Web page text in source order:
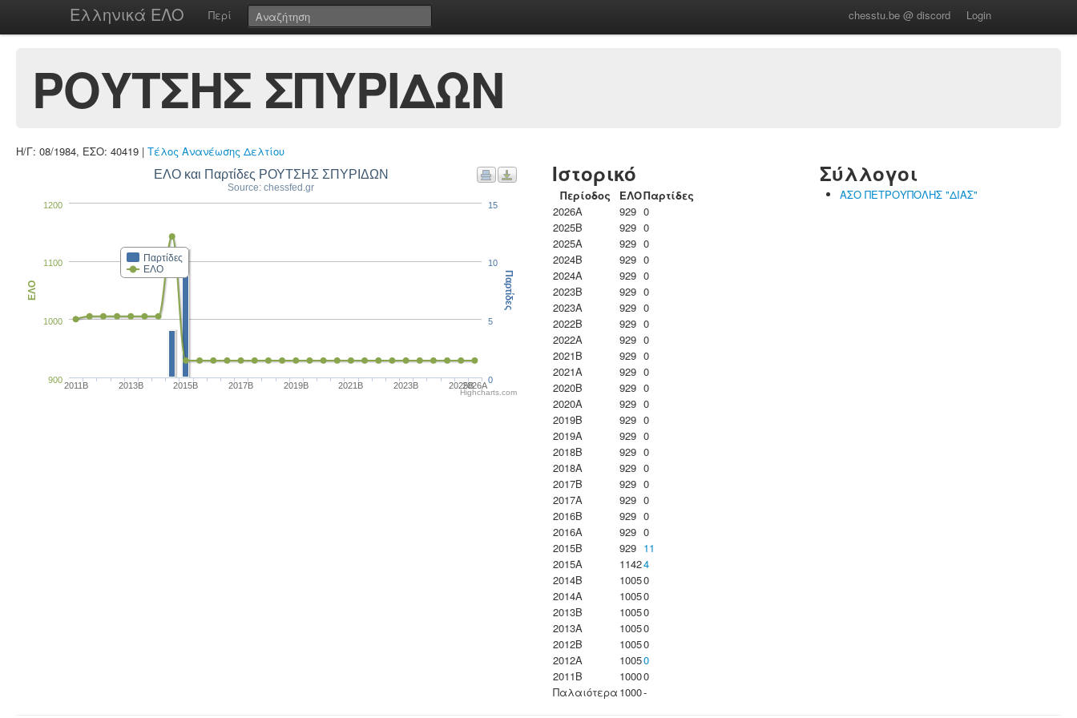
Ελληνικά ΕΛΟ Περί chesstu.be @ discord Login
ΡΟΥΤΣΗΣ ΣΠΥΡΙΔΩΝ
Η/Γ: 08/1984, ΕΣΟ: 40419 | Τέλος Ανανέωσης Δελτίου
ΕΛΟ και Παρτίδες ΡΟΥΤΣΗΣ ΣΠΥΡΙΔΩΝ
Source: chessfed.gr
Παρτίδες
ΕΛΟ
2011B 2013B 2015B 2017B 2019B 2021B 2023B 2025B2026A
900
1000
1100
1200
ΕΛΟ
0
5
10
15
Παρτίδες
Highcharts.com
Ιστορικό
Περίοδος ΕΛΟΠαρτίδες
2026A
929 0
2025B
929 0
2025A
929 0
2024B
929 0
2024A
929 0
2023B
929 0
2023Α
929 0
2022B
929 0
2022A
929 0
2021B
929 0
2021A
929 0
2020B
929 0
2020A
929 0
2019B
929 0
2019A
929 0
2018B
929 0
2018A
929 0
2017B
929 0
2017A
929 0
2016B
929 0
2016A
929 0
2015B
929 11
2015A
11424
2014B
10050
2014A
10050
2013B
10050
2013A
10050
2012B
10050
2012A
10050
2011B
10000
Παλαιότερα 1000-
Σύλλογοι
ΑΣΟ ΠΕΤΡΟΥΠΟΛΗΣ "ΔΙΑΣ"